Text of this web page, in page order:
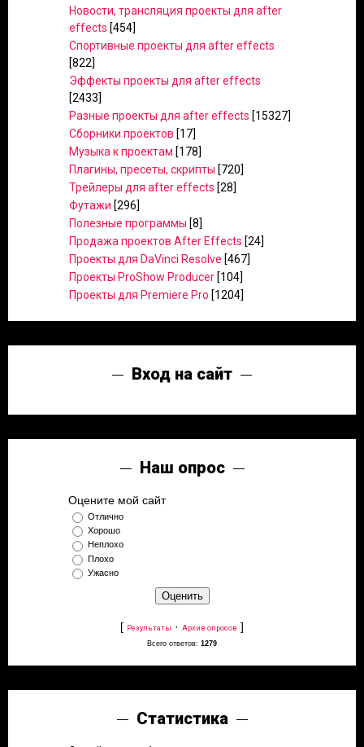
Новости, трансляция проекты для after
effects [454]
Спортивные проекты для after effects
[822]
Эффекты проекты для after effects
[2433]
Разные проекты для after effects [15327]
Сборники проектов [17]
Музыка к проектам [178]
Плагины, пресеты, скрипты [720]
Трейлеры для after effects [28]
Футажи [296]
Полезные программы [8]
Продажа проектов After Effects [24]
Проекты для DaVinci Resolve [467]
Проекты ProShow Producer [104]
Проекты для Premiere Pro [1204]
Вход на сайт
Наш опрос
Оцените мой сайт
Отлично
Хорошо
Неплохо
Плохо
Ужасно
[ Результаты · Архив опросов ]
Всего ответов: 1279
Статистика